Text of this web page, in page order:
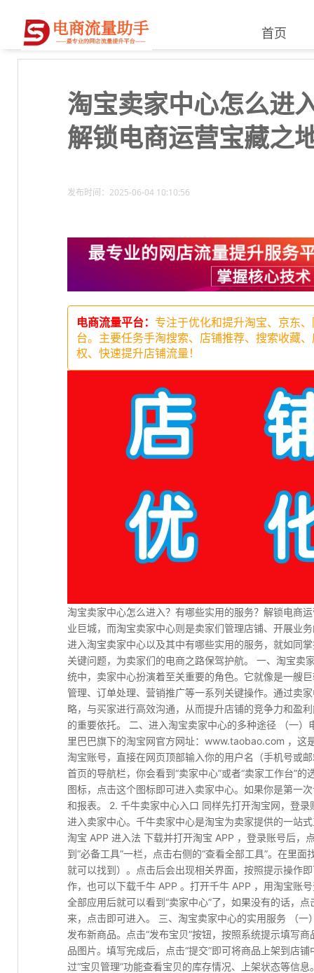
首页
淘宝卖家中心怎么进
解锁电商运营宝藏之
发布时间：2025-06-04 10:10:56
电商流量平台： 专注于优化和提升淘宝、京东
台。主要任务手淘搜索、店铺推荐、搜索收藏
权、快速提升店铺流量！
淘宝卖家中心怎么进入？有哪些实用的服务？解锁电商
业巨城，而淘宝卖家中心则是卖家们管理店铺、开展业
进入淘宝卖家中心以及其中有哪些实用的服务，就如同
关键问题，为卖家们的电商之路保驾护航。 一、淘宝卖
统中，卖家中心扮演着至关重要的角色。它就像是一艘
管理、订单处理、营销推广等一系列关键操作。通过卖
略，与买家进行高效沟通，从而提升店铺的竞争力和盈
的重要依托。 二、进入淘宝卖家中心的多种途径 （一
里巴巴旗下的淘宝网官方网址：www.taobao.com ，这
淘宝账号，直接在网页顶部输入你的用户名（手机号或
首页的导航栏，你会看到“卖家中心”或者“卖家工作台”
图标，点击这个图标即可进入卖家中心。如果你是第一
和报表。 2. 千牛卖家中心入口 同样先打开淘宝网，登
进入卖家中心。千牛卖家中心是淘宝为卖家提供的一站
淘宝 APP 进入法 下载并打开淘宝 APP ，登录账号后，
到“必备工具”一栏，点击右侧的“查看全部工具”。在里
就可以找到）。点击后会出现相关界面，按照提示操作
作，也可以下载千牛 APP 。打开千牛 APP ，用淘宝账
全部应用后就可以看到“卖家中心”了，如果没有的话，
来，点击即可进入。 三、淘宝卖家中心的实用服务 （
发布新商品。点击“发布宝贝”按钮，按照系统提示填写
品图片。填写完成后，点击“提交”即可将商品上架到店
过“宝贝管理”功能查看宝贝的库存情况、上架状态等信